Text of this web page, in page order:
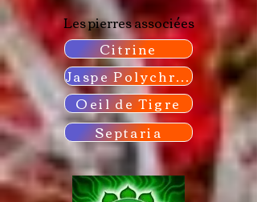
Les pierres associées
Citrine
Jaspe Polychrome
Oeil de Tigre
Septaria